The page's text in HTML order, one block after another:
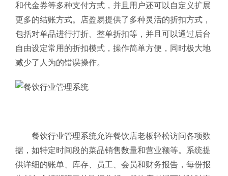
和代金券等多种支付方式，并且用户还可以自定义扩展
更多的结账方式。店盈易提供了多种灵活的折扣方式，
包括对单品进行打折、整单折扣等，并且可以通过后台
自由设定常用的折扣模式，操作简单方便，同时极大地
减少了人为的错误操作。
餐饮行业管理系统允许餐饮店老板轻松访问各项数
据，如特定时间段的菜品销售数量和营业额等。系统提
供详细的账单、库存、员工、会员和财务报告，每份报